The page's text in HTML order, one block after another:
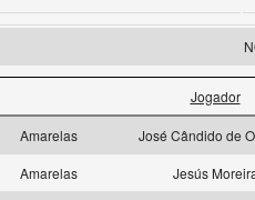
Jogador
Amarelas
José Cândido de
Amarelas
Jesús